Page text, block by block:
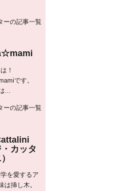
ーの記事一覧
！
です。
...
ーの記事一覧
・カッタ
を愛するア
は挿し木。